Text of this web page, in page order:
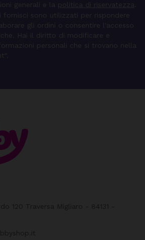
generali e la politica di riservatezza
fornisci sono utilizzati per rispondere
gli ordini o consentire l'accesso
Hai il diritto di modificare e
personali che si trovano nella